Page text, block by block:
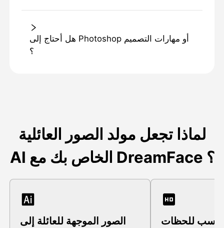
هل أحتاج إلى Photoshop أو مهارات التصميم
؟
لماذا تجعل مولد الصور العائلية
AI الخاص بك مع DreamFace ؟
الصور الموجهة للعائلة إلى
للحظات